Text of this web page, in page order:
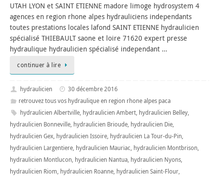
UTAH LYON et SAINT ETIENNE madore limoge hydrosystem 4
agences en region rhone alpes hydrauliciens independants
toutes prestations locales lafond SAINT ETIENNE hydraulicien
spécialisé THIEBAULT saone et loire 71620 expert presse
hydraulique hydraulicien spécialisé independant …
continuer à lire
hydraulicien
30 décembre 2016
retrouvez tous vos hydraulique en region rhone alpes paca
hydraulicien Albertville, hydraulicien Ambert, hydraulicien Belley,
hydraulicien Bonneville, hydraulicien Brioude, hydraulicien Die,
hydraulicien Gex, hydraulicien Issoire, hydraulicien La Tour-du-Pin,
hydraulicien Largentiere, hydraulicien Mauriac, hydraulicien Montbrison,
hydraulicien Montlucon, hydraulicien Nantua, hydraulicien Nyons,
hydraulicien Riom, hydraulicien Roanne, hydraulicien Saint-Flour,